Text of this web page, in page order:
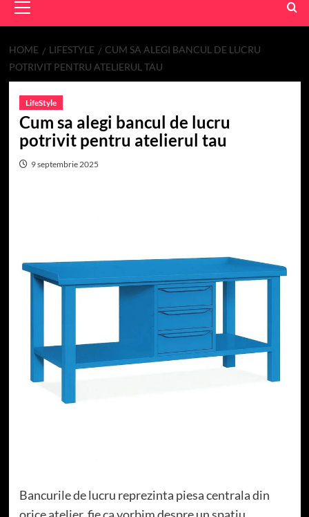
Menu
HOME LIFESTYLE
CUM SA ALEGI BANCUL DE LUCRU
POTRIVIT PENTRU ATELIERUL TAU
LifeStyle
Cum sa alegi bancul de lucru
potrivit pentru atelierul tau
9 septembrie 2025
Bancurile de lucru reprezinta piesa centrala din